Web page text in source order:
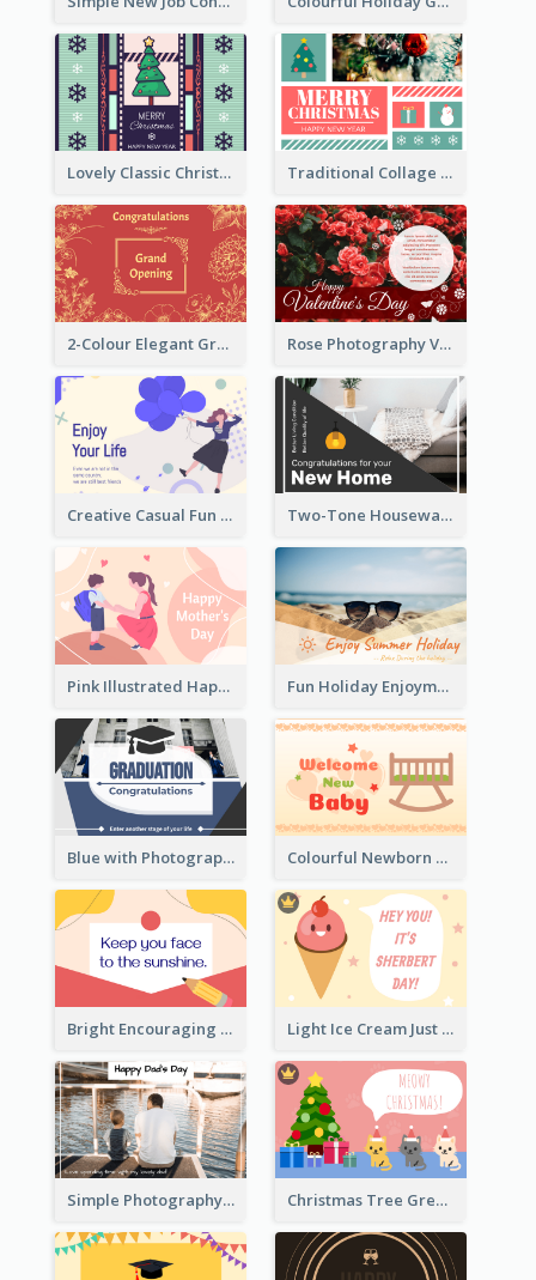
Lovely Classic Christmas Greeting Card Design Traditional Collage Design Christmas Card Idea
2-Colour Elegant Grand Opening Greeting Card Rose Photography Valentine's Day Greeting Card
Creative Casual Fun Greeting Card Two-Tone Housewarming Greeting Card
Pink Illustrated Happy Mother's Day Celebration Card Fun Holiday Enjoyment Card
Blue with Photography Graduation Greeting Card Colourful Newborn Baby Greeting Card
Bright Encouraging Greeting Card Light Ice Cream Just Because Greeting Card
Simple Photography Father's Day Celebration Card Christmas Tree Greeting Card